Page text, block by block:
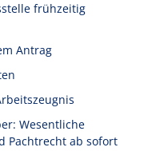
frühzeitig
Antrag
Wesentliche
Pachtrecht ab sofort